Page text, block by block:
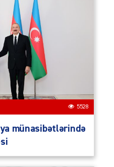
5528
münasibətlərində